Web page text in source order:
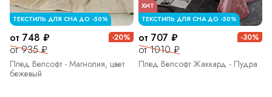
ТЕКСТИЛЬ ДЛЯ СНА ДО -50%
от 748 ₽
от 935 ₽
-20%
Плед Велсофт - Магнолия, цвет
бежевый
ТЕКСТИЛЬ ДЛЯ СНА ДО -50%
ХИТ
от 707 ₽
от 1010 ₽
-30%
Плед Велсофт Жаккард - Пудра